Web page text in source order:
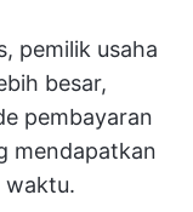
pemilik usaha
besar,
pembayaran
mendapatkan
waktu.